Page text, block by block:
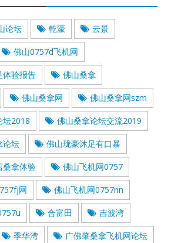
论坛 乾濠 云景
佛山0757d飞机网
体验报告 佛山桑拿
佛山桑拿网 佛山桑拿网szm
坛2018 佛山桑拿论坛交流2019
论坛 佛山珑豪沐足有口暴
桑拿体验 佛山飞机网0757
网 佛山飞机网0757nn
合富田 吉波湾
季华湾 广佛肇桑拿飞机网论坛